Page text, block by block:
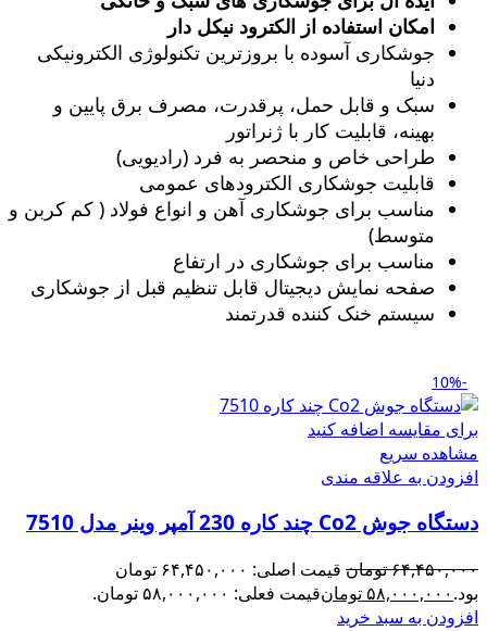
امکان استفاده از الکترود نیکل دار
جوشکاری آسوده با بروزترین تکنولوژی الکترونیکی
دنیا
سبک و قابل حمل، پرقدرت، مصرف برق پایین و
بهینه، قابلیت کار با ژنراتور
طراحی خاص و منحصر به فرد (رادیویی)
قابلیت جوشکاری الکترودهای عمومی
مناسب برای جوشکاری آهن و انواع فولاد ( کم کربن و
متوسط)
مناسب برای جوشکاری در ارتفاع
صفحه نمایش دیجیتال قابل تنظیم قبل از جوشکاری
سیستم خنک کننده قدرتمند
-10%
برای مقایسه اضافه کنید
مشاهده سریع
افزودن به علاقه مندی
دستگاه جوش Co2 چند کاره 230 آمپر وینر مدل 7510
۶۴,۴۵۰,۰۰۰تومان
قیمت اصلی: ۶۴,۴۵۰,۰۰۰ تومان
بود.۵۸,۰۰۰,۰۰۰تومانقیمت فعلی: ۵۸,۰۰۰,۰۰۰ تومان.
افزودن به سبد خرید